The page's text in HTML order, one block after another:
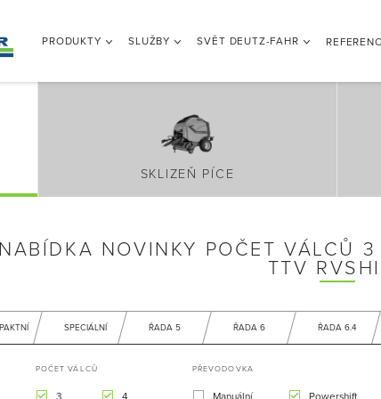
PRODUKTY SLUŽBY SVĚT DEUTZ-FAHR
SKLIZEŇ PÍCE
NOVINKY POČET VÁLCŮ
TTV
SPECIÁLNÍ ŘADA 5 ŘADA 6 ŘADA 6.4
POČET VÁLCŮ
3 4
PŘEVODOVKA
Manuální Powershift